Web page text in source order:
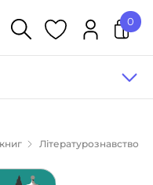
0
Літературознавство